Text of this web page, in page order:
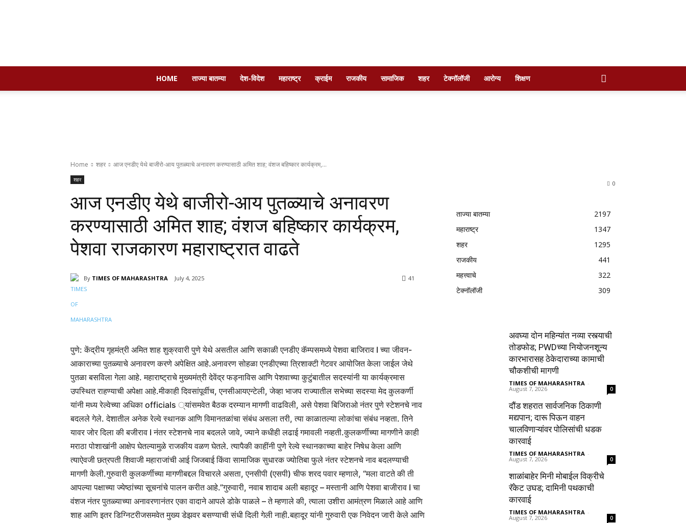
Times
maharashtra
HOME ताज्या बातम्या देश-विदेश महाराष्ट्र क्राईम राजकीय सामाजिक शहर टेक्नॉलॉजी आरोग्य शिक्षण
Home शहर आज एनडीए येथे बाजीरो-आय पुतळ्याचे अनावरण करण्यासाठी अमित शाह; वंशज बहिष्कार कार्यक्रम,...
शहर
आज एनडीए येथे बाजीरो-आय पुतळ्याचे अनावरण
करण्यासाठी अमित शाह; वंशज बहिष्कार कार्यक्रम,
पेशवा राजकारण महाराष्ट्रात वाढते
By TIMES OF MAHARASHTRA July 4, 2025 41
पुणे: केंद्रीय गृहमंत्री अमित शाह शुक्रवारी पुणे येथे असतील आणि सकाळी एनडीए कॅम्पसमध्ये पेशवा बाजिराव I च्या जीवन-
आकाराच्या पुतळ्याचे अनावरण करणे अपेक्षित आहे.अनावरण सोहळा एनडीएच्या त्रिशाक्टी गेटवर आयोजित केला जाईल जेथे
पुतळा बसविला गेला आहे. महाराष्ट्राचे मुख्यमंत्री देवेंद्र फड्नाविस आणि पेशवाच्या कुटुंबातील सदस्यांनी या कार्यक्रमास
उपस्थित राहण्याची अपेक्षा आहे.मीकाही दिवसांपूर्वीच, एनसीआयएन्टेली, जेव्हा भाजप राज्यातील सभेच्या सदस्या मेद कुलकर्णी
यांनी मध्य रेल्वेच्या अधिका officials ्यांसमवेत बैठक दरम्यान मागणी वाढविली, असे पेशवा बिजिराओ नंतर पुणे स्टेशनचे नाव
बदलले गेले. देशातील अनेक रेल्वे स्थानक आणि विमानतळांचा संबंध असला तरी, त्या काळातल्या लोकांचा संबंध नव्हता. तिने
यावर जोर दिला की बजीराव I नंतर स्टेशनचे नाव बदलले जावे, ज्याने कधीही लढाई गमावली नव्हती.कुलकर्णीच्या मागणीने काही
मराठा पोशाखांनी आक्षेप घेतल्यामुळे राजकीय वळण घेतले. त्यापैकी काहींनी पुणे रेल्वे स्थानकाच्या बाहेर निषेध केला आणि
त्याऐवजी छत्रपती शिवाजी महाराजांची आई जिजबाई किंवा सामाजिक सुधारक ज्योतिबा फुले नंतर स्टेशनचे नाव बदलण्याची
मागणी केली.गुरुवारी कुलकर्णीच्या मागणीबद्दल विचारले असता, एनसीपी (एसपी) चीफ शरद पवार म्हणाले, “मला वाटते की ती
आपल्या पक्षाच्या ज्येष्ठांच्या सूचनांचे पालन करीत आहे.”गुरुवारी, नवाब शादाब अली बहादूर – मस्तानी आणि पेशवा बाजीराव I चा
वंशज नंतर पुतळ्याच्या अनावरणानंतर एका वादाने आपले डोके पाळले – ते म्हणाले की, त्याला उशीरा आमंत्रण मिळाले आहे आणि
शाह आणि इतर डिग्निटरीजसमवेत मुख्य डेझवर बसण्याची संधी दिली गेली नाही.बहादूर यांनी गुरुवारी एक निवेदन जारी केले आणि
0
ताज्या बातम्या
2197
महाराष्ट्र
1347
शहर
1295
राजकीय
441
महत्त्वाचे
322
टेक्नॉलॉजी
309
अवघ्या दोन महिन्यांत नव्या रस्त्याची
तोडफोड; PWDच्या नियोजनशून्य
कारभारासह ठेकेदाराच्या कामाची
चौकशीची मागणी
TIMES OF MAHARASHTRA -
August 7, 2026 0
दौंड शहरात सार्वजनिक ठिकाणी
मद्यपान; दारू पिऊन वाहन
चालविणाऱ्यांवर पोलिसांची धडक
कारवाई
TIMES OF MAHARASHTRA -
August 7, 2026 0
शाळांबाहेर मिनी मोबाईल विक्रीचे
रॅकेट उघड; दामिनी पथकाची
कारवाई
TIMES OF MAHARASHTRA -
August 7, 2026 0